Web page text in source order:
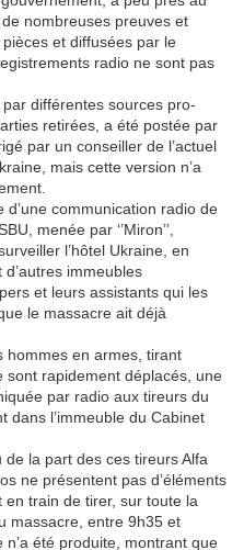
nombreuses preuves et
et diffusées par le
radio ne sont pas
différentes sources pro-
retirées, a été postée par
par un conseiller de l’actuel
mais cette version n’a
d’une communication radio de
menée par ‘’Miron’’,
l’hôtel Ukraine, en
immeubles
et leurs assistants qui les
le massacre ait déjà
hommes en armes, tirant
sont rapidement déplacés, une
par radio aux tireurs du
dans l’immeuble du Cabinet
de la part des ces tireurs Alfa
ne présentent pas d’éléments
en train de tirer, sur toute la
massacre, entre 9h35 et
été produite, montrant que